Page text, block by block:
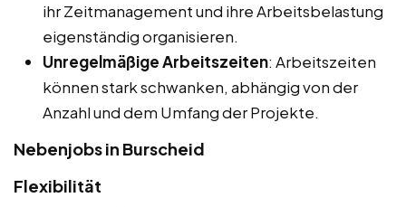
ihr Zeitmanagement und ihre Arbeitsbelastung
eigenständig organisieren.
Unregelmäßige Arbeitszeiten: Arbeitszeiten
können stark schwanken, abhängig von der
Anzahl und dem Umfang der Projekte.
Nebenjobs in Burscheid
Flexibilität